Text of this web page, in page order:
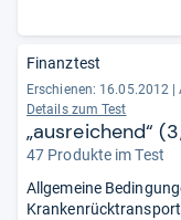
Finanztest
Erschienen: 16.05.2012
Details zum Test
„ausreichend“
47 Produkte im Test
Allgemeine